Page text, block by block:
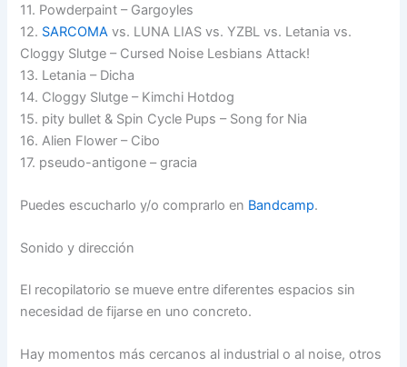
11. Powderpaint – Gargoyles
12. SARCOMA vs. LUNA LIAS vs. YZBL vs. Letania vs.
Cloggy Slutge – Cursed Noise Lesbians Attack!
13. Letania – Dicha
14. Cloggy Slutge – Kimchi Hotdog
15. pity bullet & Spin Cycle Pups – Song for Nia
16. Alien Flower – Cibo
17. pseudo-antigone – gracia
Puedes escucharlo y/o comprarlo en Bandcamp.
Sonido y dirección
El recopilatorio se mueve entre diferentes espacios sin
necesidad de fijarse en uno concreto.
Hay momentos más cercanos al industrial o al noise, otros